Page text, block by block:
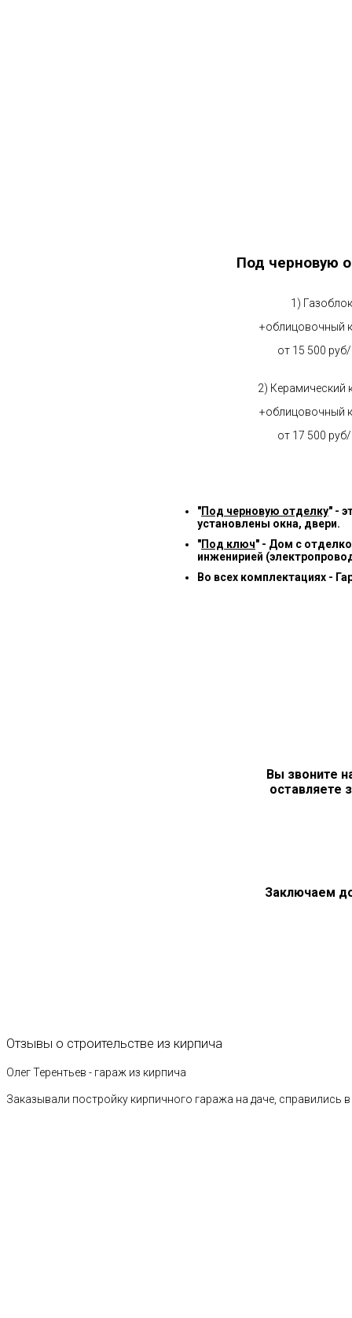
Под черновую
1) Газоблок
+облицовочный
от 15 500
2) Керамический
+облицовочный
от 17 500
"Под черновую отделку" -
установлены окна, двери.
"Под ключ" - Дом с
инженирией
Во всех комплектациях -
Вы звоните
оставляете
Заключаем
Отзывы о строительстве из кирпича
Олег Терентьев - гараж из кирпича
Заказывали постройку кирпичного гаража на даче, справились